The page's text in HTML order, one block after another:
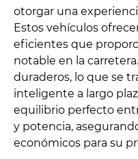
otorgar una
Estos vehículos
eficientes que
notable en la
duraderos, lo que se
inteligente a largo
equilibrio perfecto
y potencia,
económicos para su